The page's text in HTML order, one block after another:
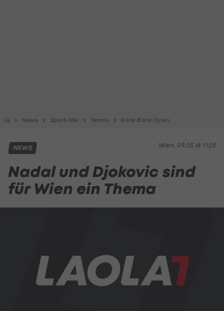
News Sport-Mix Tennis Erste Bank Open
Wien, 09.05.18 17:25
NEWS
Nadal und Djokovic sind
für Wien ein Thema